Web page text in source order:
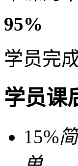
95%
学员完
学员课
15%简